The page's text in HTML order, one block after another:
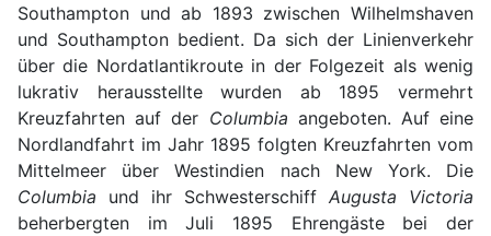
Southampton und ab 1893 zwischen Wilhelmshaven
und Southampton bedient. Da sich der Linienverkehr
über die Nordatlantikroute in der Folgezeit als wenig
lukrativ herausstellte wurden ab 1895 vermehrt
Kreuzfahrten auf der Columbia angeboten. Auf eine
Nordlandfahrt im Jahr 1895 folgten Kreuzfahrten vom
Mittelmeer über Westindien nach New York. Die
Columbia und ihr Schwesterschiff Augusta Victoria
beherbergten im Juli 1895 Ehrengäste bei der